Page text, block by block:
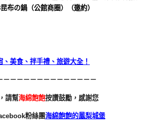
美食、拌手禮、旅遊大全！
－－－－－－－－－－－－－－
請幫海綿飽飽按讚鼓勵，感謝您
粉絲團海綿飽飽的鳳梨城堡